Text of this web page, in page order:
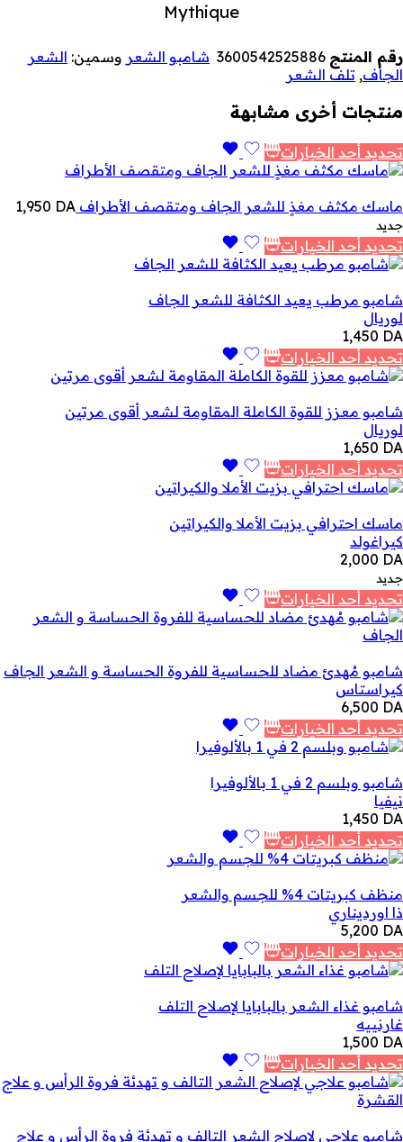
Mythique
رقم المنتج 3600542525886 شامبو الشعر وسمين: الشعر
الجاف, تلف الشعر
منتجات أخرى مشابهة
تحديد أحد الخيارات
ماسك مكثف مغذٍ للشعر الجاف ومتقصف الأطراف 1,950 DA
جديد
تحديد أحد الخيارات
شامبو مرطب يعيد الكثافة للشعر الجاف
لوريال
1,450 DA
تحديد أحد الخيارات
شامبو معزز للقوة الكاملة المقاومة لشعر أقوى مرتين
لوريال
1,650 DA
تحديد أحد الخيارات
ماسك احترافي بزيت الأملا والكيراتين
كيراغولد
2,000 DA
جديد
تحديد أحد الخيارات
شامبو مُهدئ مضاد للحساسية للفروة الحساسة و الشعر الجاف
كيراستاس
6,500 DA
تحديد أحد الخيارات
شامبو وبلسم 2 في 1 بالألوفيرا
نيفيا
1,450 DA
تحديد أحد الخيارات
منظف ​​كبريتات 4% للجسم والشعر
ذا اورديناري
5,200 DA
تحديد أحد الخيارات
شامبو غذاء الشعر بالبابايا لإصلاح التلف
غارنييه
1,500 DA
تحديد أحد الخيارات
شامبو علاجي لإصلاح الشعر التالف و تهدئة فروة الرأس و علاج